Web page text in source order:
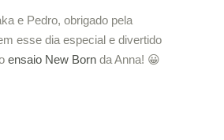
e Pedro, obrigado pela
esse dia especial e divertido
ensaio New Bornda Anna! 😀